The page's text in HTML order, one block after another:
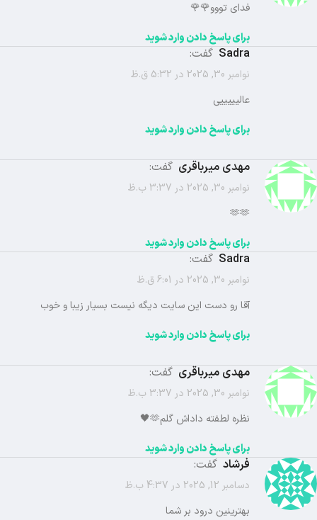
فدای تووو🌹🌹
برای پاسخ دادن وارد شوید
Sadra گفت:
نوامبر 30, 2025 در 5:32 ق.ظ
عالیییییی
برای پاسخ دادن وارد شوید
مهدی میرباقری گفت:
نوامبر 30, 2025 در 3:37 ب.ظ
🫶🫶
برای پاسخ دادن وارد شوید
Sadra گفت:
نوامبر 30, 2025 در 6:01 ق.ظ
آقا رو دست این سایت دیگه نیست بسیار زیبا و خوب
برای پاسخ دادن وارد شوید
مهدی میرباقری گفت:
نوامبر 30, 2025 در 3:37 ب.ظ
نظره لطفته داداش گلم🫶🖤
برای پاسخ دادن وارد شوید
فرشاد گفت:
دسامبر 12, 2025 در 4:37 ب.ظ
بهترینین درود بر شما